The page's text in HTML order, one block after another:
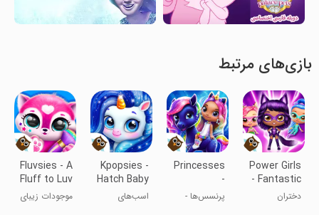
بازی‌های مرتبط
Power Girls
- Fantastic
Heroes
دختران
Princesses
-
Enchanted
Castle
پرنسس‌ها -
Kpopsies -
Hatch Baby
Unicorns
اسب‌های
Fluvsies - A
Fluff to Luv
موجودات زیبای